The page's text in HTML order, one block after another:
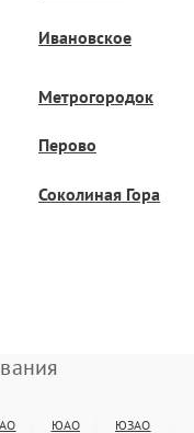
Ивановское
Метрогородок
Перово
Соколиная Гора
ЮАО ЮЗАО